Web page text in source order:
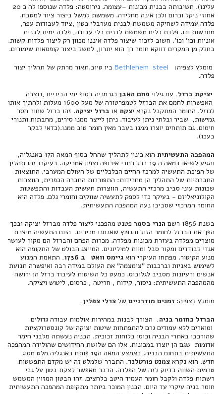
עלינו). חשיבותה בבנית מכונות –עצומה. נירוסטה: פלדה שנוספו לה כ 20
אחוזי ניקל וכרום ולכן אינה מחלידה. משמשת למשל ביצור ציוד למטבח.
פלדה עמידה לשחיקה משמשת לבנית מערבלי בטון ,ציוד לעבודות עפר,
מחרשות וכו. פלדת כלים משמשת לבנית כלי עבודה, פלדה ימית לבנית
אוניות וכו' וכו'. חשוב לזכור שיצור פלדה איננו מכוון רק ליצור פלדות קשות.
בחלק מן המקרים דווקא חומר רך הוא יתרון, למשל ביצור קופסאות שימורים.
מומלץ לצפיה:
ביו טיוב.תאור מרתק של תהליך יצור
פלדה.
יציקת ברזל. עם גילוי פחם האבן בגרמניה בסוף ימי הביניים ,נוצרה
האפשרות לחמם את הברזל לטמפרטורה של מעל 1600 מעלות ולהתיך אותו
לנוזל. החומר המתקבל נקרא יצקת או ברזל יציקה. זהו ברזל שחור חסר
גמישות, שביר ובלתי ניתן לעיבוד. ניתן לייצר ממנו סירים, מחבתות ותנורי
חימום. גם תותחים יוצרו ממנו בעבר מאין חומר טוב ממנו.(כדאי לבקר
בעכו).
המהפכה התעשיתית
הוא כינוי לתהליך שהחל בסוף המאה ה17 באנגליה,
והגיע לשיאו במאה ה 19 בכל רחבי אירופה וצפון אמריקה. בעיקרו זהו תהליך
של הפיכת התעשיה למרכז החיים הכלכליים של העולם המערבי. התוצאות
החברתיות של התהליך הן מחרידות: התפוררות החברה הכפרית, הווצרות
שכונות עוני סביב מרכזי התעשיה, הווצרות תעשית העבדות והתפשטות
הקולוניאליזם - בעיקר כדי לספק לתעשיה שווקים וחומרי גלם. פלדה היא
החומר המרכזי שסביבו נעה המהפכה התעשיתית.
בשנת 1856 רשם
הנרי בסמר פטנט מהפכני ליצור פלדה מברזל יציקה ובכך
הפך את הברזל לחומר הזול והנפוץ שאנחנו מכירים. היום התעשיה מיצרת
מוצרים מפלדה בעזרת מכונות מפלדה. מכרות הפחם והברזל הם מקור לעושר
אגדי לבודדים ומקור סבל ומוות למיליונים. המייצג הבולט של התקופה הוא
מנוע הקיטור. מפתחו העיקרי הוא גיימס וואט ב 1736.
התאמת המנוע
לשימוש באניות וברכבות "צימצמה" את העולם במידה רבה ואיפשרה תנועת
אנשים ורעיונות מסביב לגלובוס. כמעט כל השיטות לעיבוד ברזל הן ירושה
מהמהפכה התעשיתית: ניסור, קידוח , חריטה , כרסום, ליטוש ויציקה.
מומלץ לצפיה: זמנים מודרניים של צרלי צפלין.
הברזל כחומר בניה. הצורך לבנות במהירות אולמות עבודה גדולים
ומוארים ללא עמודים גרם להתפתחות שיטות יציקה של קונסטרוקציות
שהורכבו באתרי הבניה וכוסו בלוחות זכוכית. הבניה נעשתה מלבני חימר
אדומות שגם הן יוצרו במכונות. אלו הם שלושת החידושים שהולידה המהפכה
התעשיתית בתחום הבניה. באמצע המאה ה19 פותח באנגליה מלט מסוג
חדש. הוא נקרא צמנט פורטלנד. התברר שלמלט זה יש מקדם התפשטות
טרמית השווה בדיוק לזה של הפלדה. הדבר מאפשר לצקת בטון על גבי
רשתות פלדה ולקבל חומר העמיד היטב בלחצים. זהו הבטון המזוין המשמש
חומר בניה עיקרי עד היום. הבנין המוכר ביותר מתקופת המהפכה התעשיתית